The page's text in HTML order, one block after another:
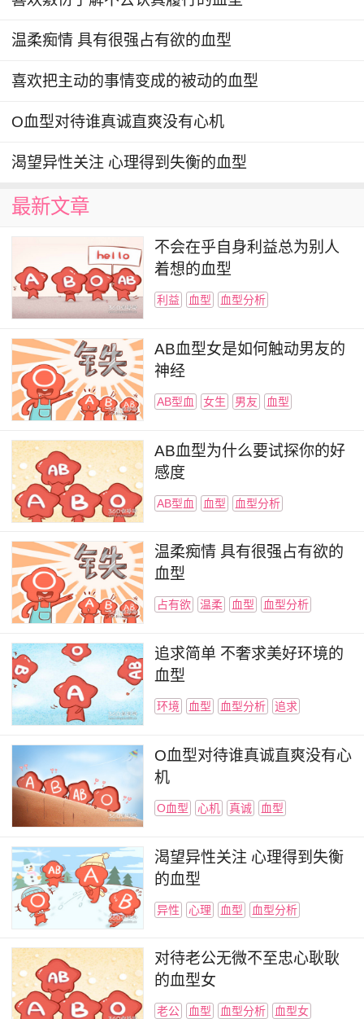
温柔痴情 具有很强占有欲的血型
喜欢把主动的事情变成的被动的血型
O血型对待谁真诚直爽没有心机
渴望异性关注 心理得到失衡的血型
最新文章
不会在乎自身利益总为别人
着想的血型
利益 血型 血型分析
AB血型女是如何触动男友的
神经
AB型血 女生 男友 血型
AB血型为什么要试探你的好
感度
AB型血 血型 血型分析
温柔痴情 具有很强占有欲的
血型
占有欲 温柔 血型 血型分析
追求简单 不奢求美好环境的
血型
环境 血型 血型分析 追求
O血型对待谁真诚直爽没有心
机
O血型 心机 真诚 血型
渴望异性关注 心理得到失衡
的血型
异性 心理 血型 血型分析
对待老公无微不至忠心耿耿
的血型女
老公 血型 血型分析 血型女